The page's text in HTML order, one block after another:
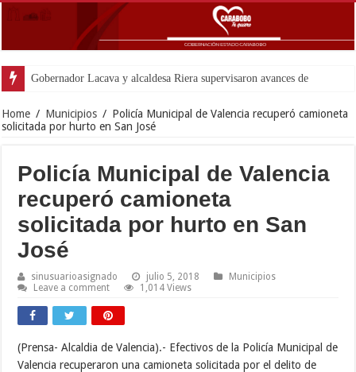
Home / Municipios / Policía Municipal de Valencia recuperó camioneta
solicitada por hurto en San José
Policía Municipal de Valencia
recuperó camioneta
solicitada por hurto en San
José
sinusuarioasignado julio 5, 2018
Municipios
Leave a comment
1,014 Views
(Prensa- Alcaldia de Valencia).- Efectivos de la Policía Municipal de
Valencia recuperaron una camioneta solicitada por el delito de